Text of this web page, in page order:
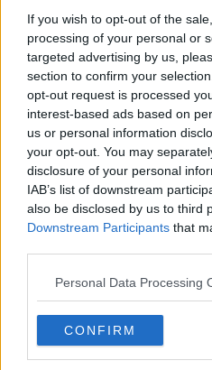
If you wish to opt-out of the
processing of your personal or
targeted advertising by us,
section to confirm your
opt-out request is processed
interest-based ads based on
us or personal information
your opt-out. You may
disclosure of your personal
IAB’s list of downstream
also be disclosed by us to third
Downstream Participants that
Personal Data Processing
CONFIRM
2024-12-20, 08:17
Medlem
Ursprungligen postat av
Vilka är Olle och hans gäng?
Sabriina är en tjej som Olle och
besöker henne ett par gånger i
var bästa tänkta betyg. Visst kan
dra Simon och gäng intresse till
Kurt1
Medlem
Citat: